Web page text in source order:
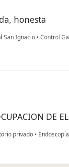
honesta
San Ignacio • Control
DE
privado •